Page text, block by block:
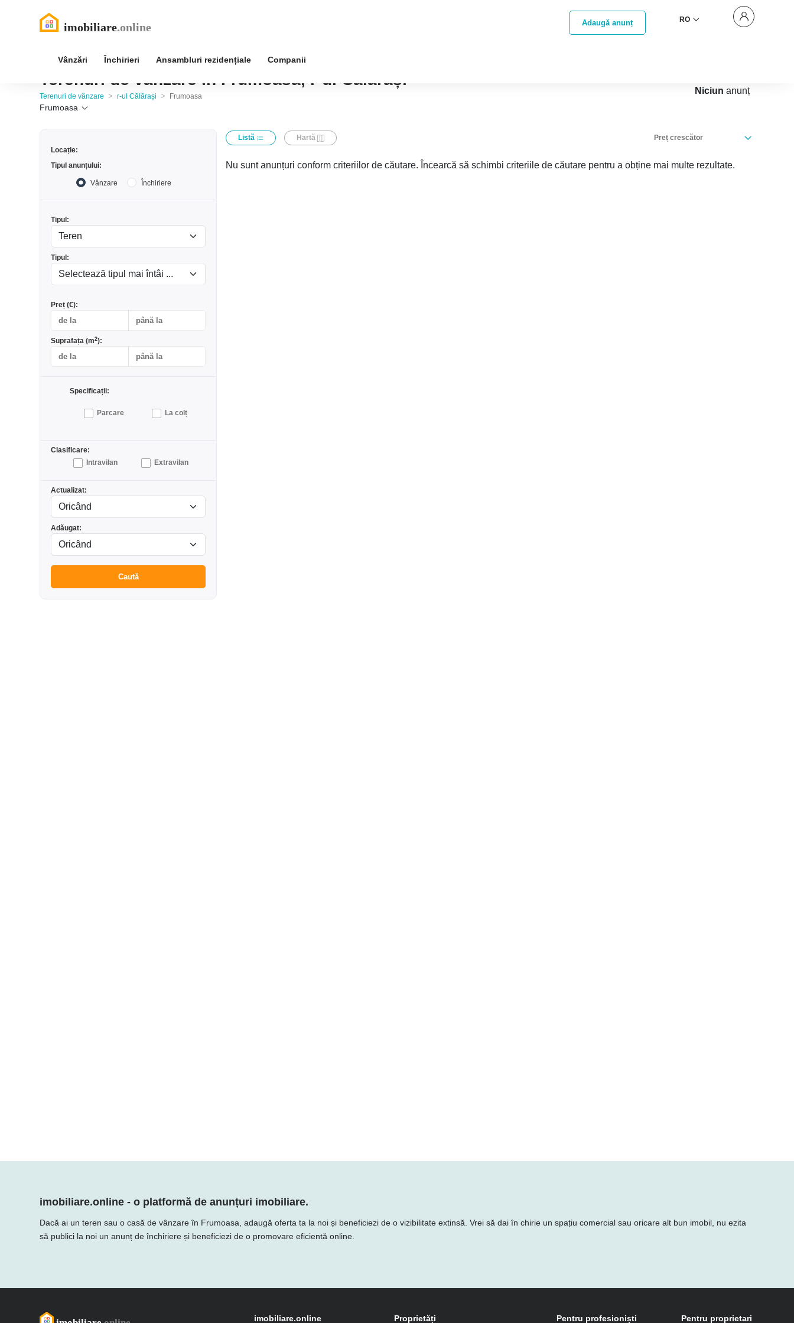
Adaugă anunț RO
Vânzări Închirieri Ansambluri rezidențiale Companii
Terenuri de vânzare în Frumoasa, r-ul Călărași
Terenuri de vânzare > r-ul Călărași > Frumoasa
Frumoasa
Niciun anunț
Locație:
Tipul anunțului:
Vânzare Închiriere
Tipul:
Tipul:
Preț (€):
Suprafața (m2):
Specificații:
Parcare La colț
Clasificare:
Intravilan
Extravilan
Actualizat:
Adăugat:
Caută
Listă Hartă Preț crescător
Nu sunt anunțuri conform criteriilor de căutare. Încearcă să schimbi criteriile de căutare pentru a obține mai multe rezultate.
imobiliare.online - o platformă de anunțuri imobiliare.
Dacă ai un teren sau o casă de vânzare în Frumoasa, adaugă oferta ta la noi și beneficiezi de o vizibilitate extinsă. Vrei să dai în chirie un spațiu comercial sau oricare alt bun imobil, nu ezita
să publici la noi un anunț de închiriere și beneficiezi de o promovare eficientă online.
imobiliare.online Proprietăți Pentru profesioniști Pentru proprietari